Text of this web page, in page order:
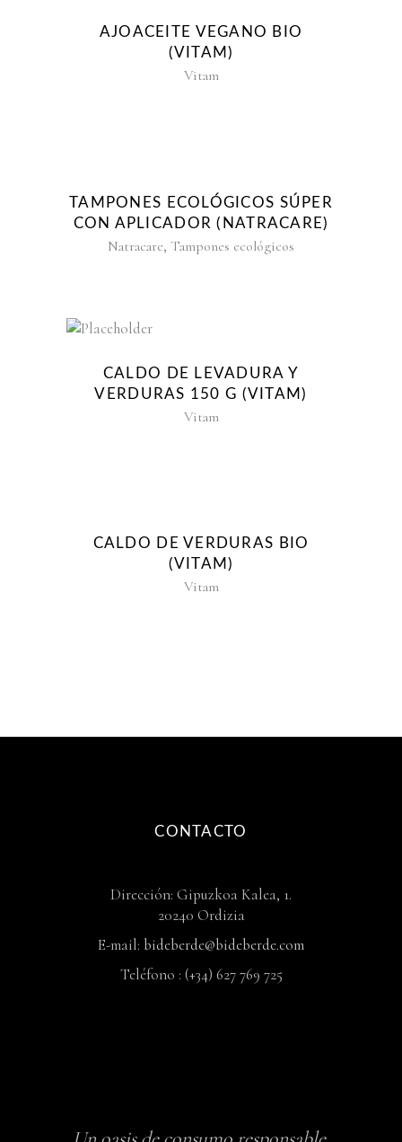
AJOACEITE VEGANO BIO
(VITAM)
Vitam
TAMPONES ECOLÓGICOS SÚPER
CON APLICADOR (NATRACARE)
Natracare, Tampones ecológicos
CALDO DE LEVADURA Y
VERDURAS 150 G (VITAM)
Vitam
CALDO DE VERDURAS BIO
(VITAM)
Vitam
CONTACTO
Dirección: Gipuzkoa Kalea, 1.
20240 Ordizia
E-mail: bideberde@bideberde.com
Teléfono : (+34) 627 769 725